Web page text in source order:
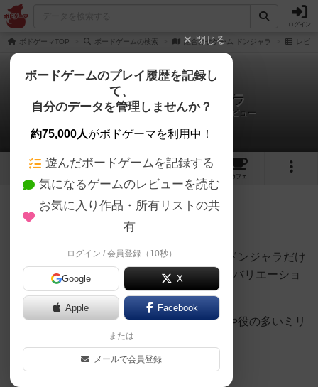
ログイン
ボドゲーマTOP ボードゲームの検索 絵合わせゲーム ドンジャラ レビ
絵合わせゲーム ドンジャラ
ボードゲームカフェ『ぐらすぺ！』さんのレビュー
6 3
カフェ
297名 1名 0 8年以上前
数多くあるドンジャラですが、ドラえもんドンジャラだけ
でも｢DX｣、｢10000000(ミリオン)｣といったバリエーショ
ンがあります。
ご予算にもよりますが、迷ったらギミックや役の多いミリ
オンがおすすめです。
閉じる
ボードゲームのプレイ履歴を記録し
て、
自分のデータを管理しませんか？
約75,000人がボドゲーマを利用中！
遊んだボードゲームを記録する
気になるゲームのレビューを読む
お気に入り作品・所有リストの共
有
ログイン / 会員登録（10秒）
Google X
Apple Facebook
または
メールで会員登録